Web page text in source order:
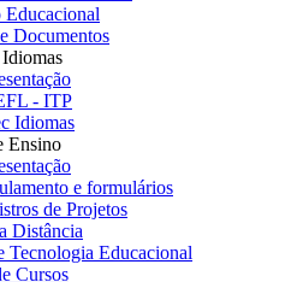
Educacional
Documentos
- ITP
Idiomas
Ensino
e formulários
de Projetos
Distância
Tecnologia Educacional
Cursos